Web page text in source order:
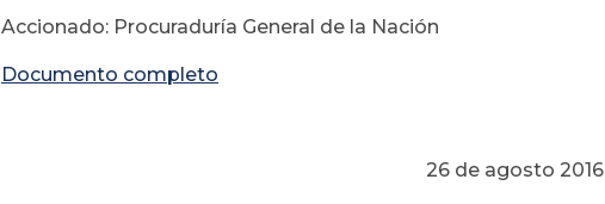
Accionado: Procuraduría General de la Nación
Documento completo
26 de agosto 2016